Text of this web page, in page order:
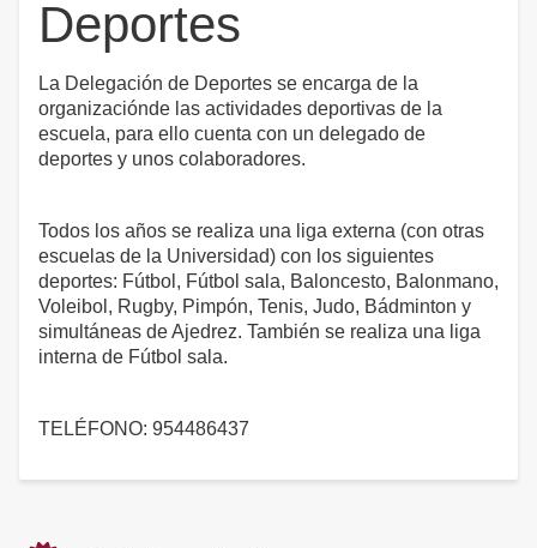
Deportes
La Delegación de Deportes se encarga de la
organizaciónde las actividades deportivas de la
escuela, para ello cuenta con un delegado de
deportes y unos colaboradores.
Todos los años se realiza una liga externa (con otras
escuelas de la Universidad) con los siguientes
deportes: Fútbol, Fútbol sala, Baloncesto, Balonmano,
Voleibol, Rugby, Pimpón, Tenis, Judo, Bádminton y
simultáneas de Ajedrez. También se realiza una liga
interna de Fútbol sala.
TELÉFONO: 954486437